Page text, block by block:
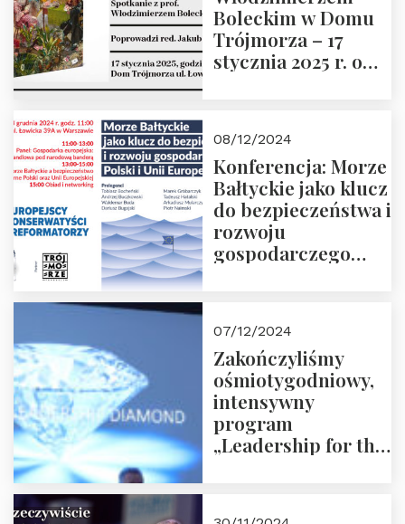
Boleckim w Domu
Trójmorza – 17
stycznia 2025 r. o
08/12/2024
Konferencja: Morze
Bałtyckie jako klucz
do bezpieczeństwa i
rozwoju
gospodarczego
ZAPRASZAMY
07/12/2024
Zakończyliśmy
ośmiotygodniowy,
intensywny
program
„Leadership for the